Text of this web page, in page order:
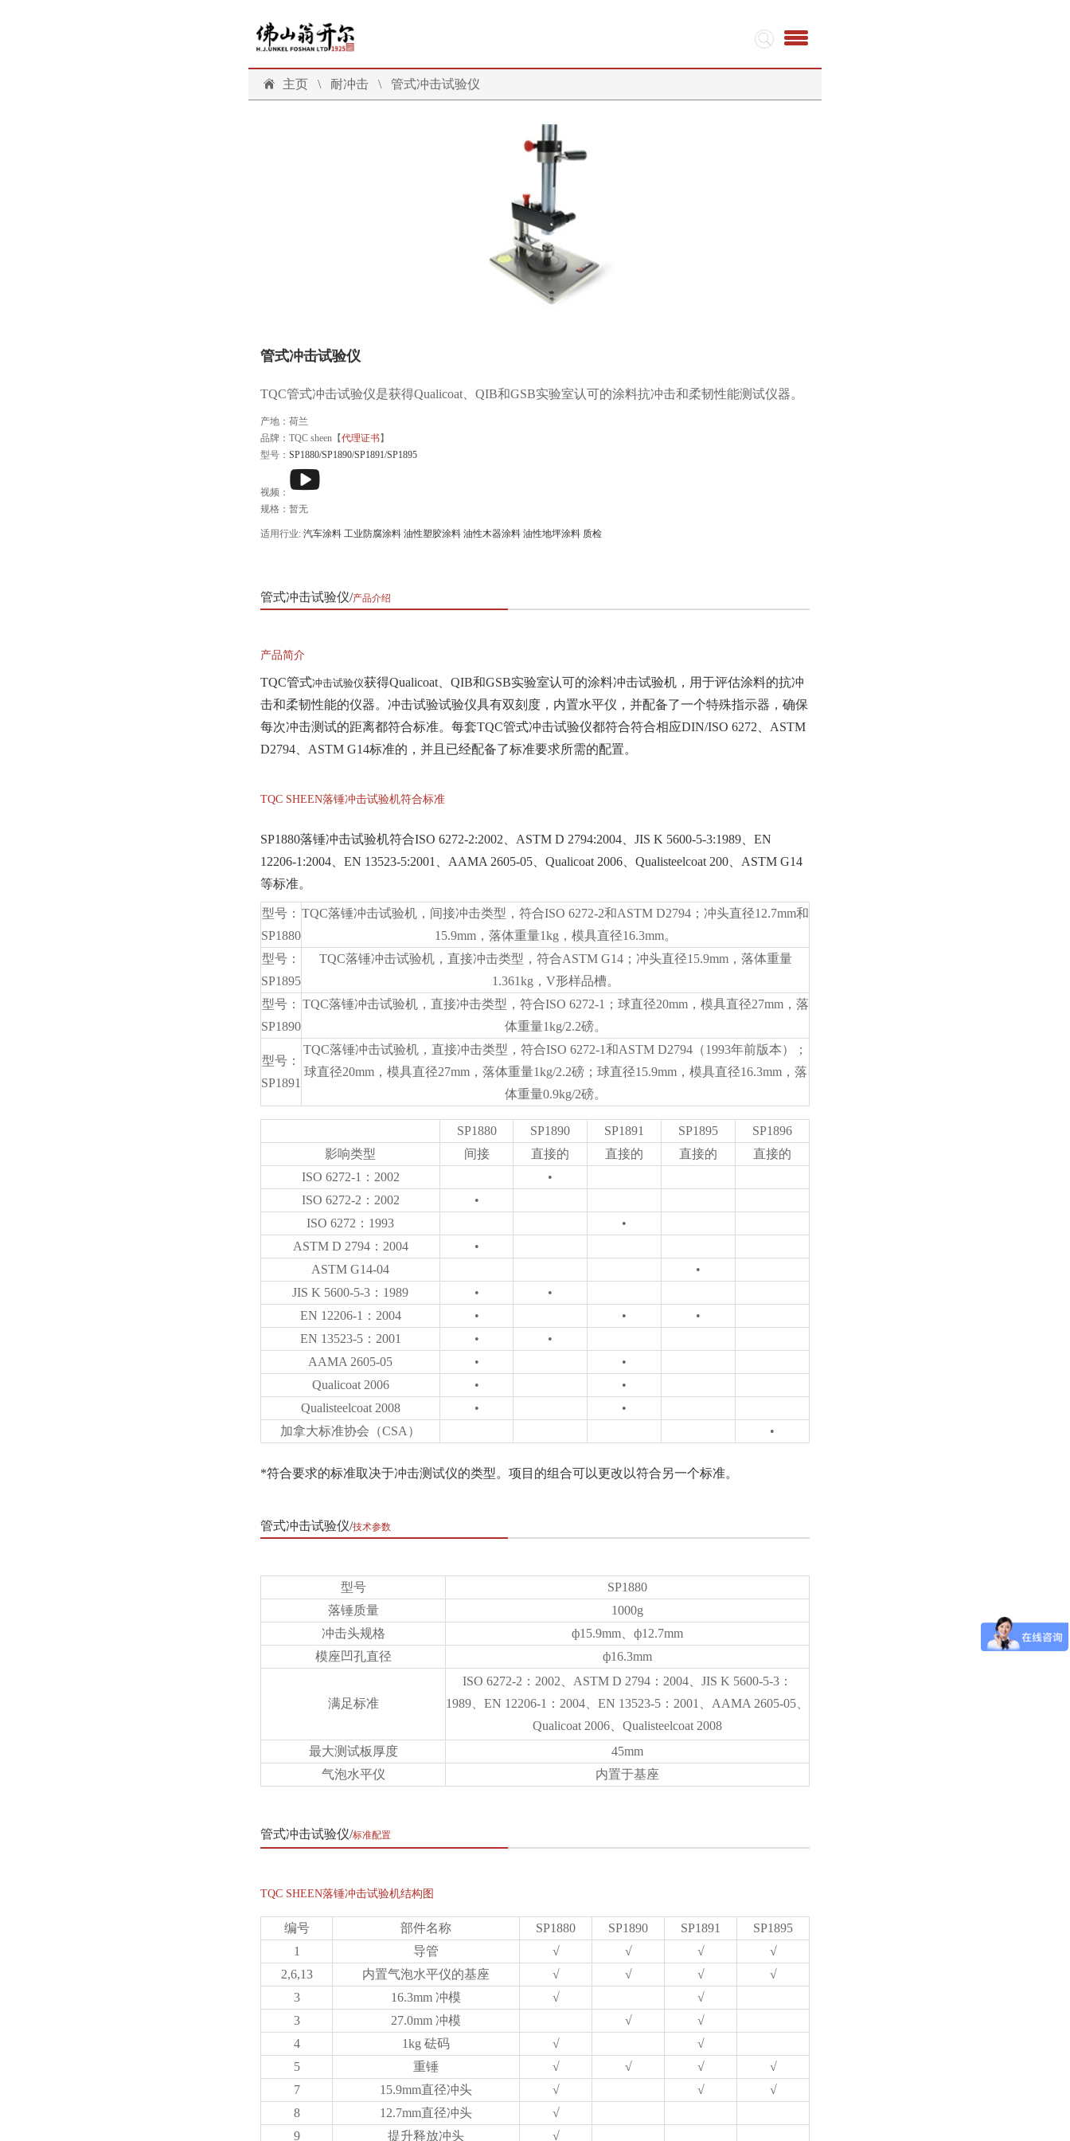
主页 \ 耐冲击 \ 管式冲击试验仪
管式冲击试验仪
TQC管式冲击试验仪是获得Qualicoat、QIB和GSB实验室认可的涂料抗冲击和柔韧性能测试仪器。
产地：荷兰
品牌：TQC sheen【代理证书】
型号： SP1880/SP1890/SP1891/SP1895
视频：
规格：暂无
适用行业: 汽车涂料 工业防腐涂料 油性塑胶涂料 油性木器涂料 油性地坪涂料 质检
管式冲击试验仪 产品介绍
产品简介
TQC管式冲击试验仪获得Qualicoat、QIB和GSB实验室认可的涂料冲击试验机，用于评估涂料的抗冲
击和柔韧性能的仪器。冲击试验试验仪具有双刻度，内置水平仪，并配备了一个特殊指示器，确保
每次冲击测试的距离都符合标准。每套TQC管式冲击试验仪都符合符合相应DIN/ISO 6272、ASTM
D2794、ASTM G14标准的，并且已经配备了标准要求所需的配置。
TQC SHEEN落锤冲击试验机符合标准
SP1880落锤冲击试验机符合ISO 6272-2:2002、ASTM D 2794:2004、JIS K 5600-5-3:1989、EN
12206-1:2004、EN 13523-5:2001、AAMA 2605-05、Qualicoat 2006、Qualisteelcoat 200、ASTM G14
等标准。
型号：
SP1880
TQC落锤冲击试验机，间接冲击类型，符合ISO 6272-2和ASTM D2794；冲头直径12.7mm和
15.9mm，落体重量1kg，模具直径16.3mm。
型号：
SP1895
TQC落锤冲击试验机，直接冲击类型，符合ASTM G14；冲头直径15.9mm，落体重量
1.361kg，V形样品槽。
型号：
SP1890
TQC落锤冲击试验机，直接冲击类型，符合ISO 6272-1；球直径20mm，模具直径27mm，落
体重量1kg/2.2磅。
型号：
SP1891
TQC落锤冲击试验机，直接冲击类型，符合ISO 6272-1和ASTM D2794（1993年前版本）；
球直径20mm，模具直径27mm，落体重量1kg/2.2磅；球直径15.9mm，模具直径16.3mm，落
体重量0.9kg/2磅。
SP1880 SP1890 SP1891 SP1895
SP1896
影响类型
间接 直接的 直接的 直接的
直接的
ISO 6272-1：2002
•
ISO 6272-2：2002
•
ISO 6272：1993
•
ASTM D 2794：2004
•
ASTM G14-04
•
JIS K 5600-5-3：1989
•
•
EN 12206-1：2004
• •
•
EN 13523-5：2001
•
•
AAMA 2605-05
•
•
Qualicoat 2006
•
•
Qualisteelcoat 2008
•
•
加拿大标准协会（CSA）
•
*符合要求的标准取决于冲击测试仪的类型。项目的组合可以更改以符合另一个标准。
管式冲击试验仪 技术参数
型号
SP1880
落锤质量
1000g
冲击头规格
ф15.9mm、ф12.7mm
模座凹孔直径
ф16.3mm
满足标准
ISO 6272-2：2002、ASTM D 2794：2004、JIS K 5600-5-3：
1989、EN 12206-1：2004、EN 13523-5：2001、AAMA 2605-05、
Qualicoat 2006、Qualisteelcoat 2008
最大测试板厚度
45mm
气泡水平仪
内置于基座
管式冲击试验仪 标准配置
TQC SHEEN落锤冲击试验机结构图
编号 部件名称 SP1880 SP1890 SP1891
SP1895
1
导管 √ √ √
√
2,6,13
内置气泡水平仪的基座 √ √ √
√
3
16.3mm 冲模 √
√
3
27.0mm 冲模 √
√
4
1kg 砝码 √
√
5
重锤 √ √ √
√
7
15.9mm直径冲头 √ √
√
8
12.7mm直径冲头
√
9
提升释放冲头 √